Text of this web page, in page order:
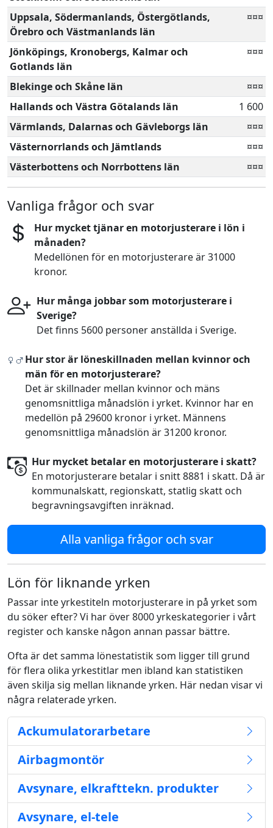
Uppsala, Södermanlands, Östergötlands,
Örebro och Västmanlands län
¤¤¤
Jönköpings, Kronobergs, Kalmar och
Gotlands län
¤¤¤
Blekinge och Skåne län
¤¤¤
Hallands och Västra Götalands län
1 600
Värmlands, Dalarnas och Gävleborgs län
¤¤¤
Västernorrlands och Jämtlands
¤¤¤
Västerbottens och Norrbottens län
¤¤¤
Vanliga frågor och svar
Hur mycket tjänar en motorjusterare i lön i
månaden?
Medellönen för en motorjusterare är 31000
kronor.
Hur många jobbar som motorjusterare i
Sverige?
Det finns 5600 personer anställda i Sverige.
Hur stor är löneskillnaden mellan kvinnor och
män för en motorjusterare?
Det är skillnader mellan kvinnor och mäns
genomsnittliga månadslön i yrket. Kvinnor har en
medellön på 29600 kronor i yrket. Männens
genomsnittliga månadslön är 31200 kronor.
Hur mycket betalar en motorjusterare i skatt?
En motorjusterare betalar i snitt 8881 i skatt. Då är
kommunalskatt, regionskatt, statlig skatt och
begravningsavgiften inräknad.
Alla vanliga frågor och svar
Lön för liknande yrken
Passar inte yrkestiteln motorjusterare in på yrket som
du söker efter? Vi har över 8000 yrkeskategorier i vårt
register och kanske någon annan passar bättre.
Ofta är det samma lönestatistik som ligger till grund
för flera olika yrkestitlar men ibland kan statistiken
även skilja sig mellan liknande yrken. Här nedan visar vi
några relaterade yrken.
Ackumulatorarbetare
Airbagmontör
Avsynare, elkrafttekn. produkter
Avsynare, el-tele